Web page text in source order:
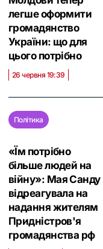
легше оформити
громадянство
України: що для
цього потрібно
26 червня 19:39
Політика
«Їм потрібно
більше людей на
війну»: Мая Санду
відреагувала на
надання жителям
Придністров'я
громадянства рф